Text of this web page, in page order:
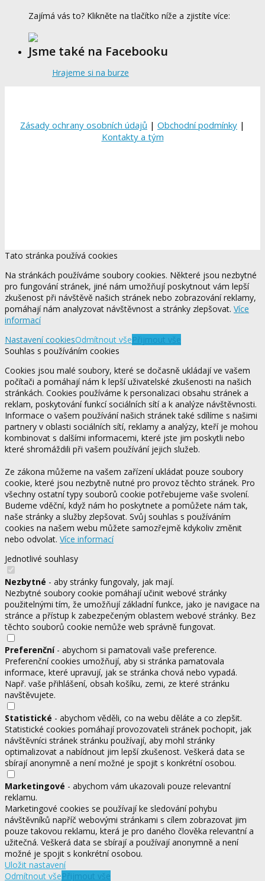
Zajímá vás to? Klikněte na tlačítko níže a zjistíte více:
Jsme také na Facebooku
Hrajeme si na burze
Zásady ochrany osobních údajů | Obchodní podmínky |
Kontakty a tým
Tato stránka používá cookies
Na stránkách používáme soubory cookies. Některé jsou nezbytné
pro fungování stránek, jiné nám umožňují poskytnout vám lepší
zkušenost při návštěvě našich stránek nebo zobrazování reklamy,
pomáhají nám analyzovat návštěvnost a stránky zlepšovat. Více
informací
Nastavení cookiesOdmítnout všePřijmout vše
Souhlas s používáním cookies
Cookies jsou malé soubory, které se dočasně ukládají ve vašem
počítači a pomáhají nám k lepší uživatelské zkušenosti na našich
stránkách. Cookies používáme k personalizaci obsahu stránek a
reklam, poskytování funkcí sociálních sítí a k analýze návštěvnosti.
Informace o vašem používání našich stránek také sdílíme s našimi
partnery v oblasti sociálních sítí, reklamy a analýzy, kteří je mohou
kombinovat s dalšími informacemi, které jste jim poskytli nebo
které shromáždili při vašem používání jejich služeb.
Ze zákona můžeme na vašem zařízení ukládat pouze soubory
cookie, které jsou nezbytně nutné pro provoz těchto stránek. Pro
všechny ostatní typy souborů cookie potřebujeme vaše svolení.
Budeme vděční, když nám ho poskytnete a pomůžete nám tak,
naše stránky a služby zlepšovat. Svůj souhlas s používáním
cookies na našem webu můžete samozřejmě kdykoliv změnit
nebo odvolat. Více informací
Jednotlivé souhlasy
Nezbytné - aby stránky fungovaly, jak mají.
Nezbytné soubory cookie pomáhají učinit webové stránky
použitelnými tím, že umožňují základní funkce, jako je navigace na
stránce a přístup k zabezpečeným oblastem webové stránky. Bez
těchto souborů cookie nemůže web správně fungovat.
Preferenční- abychom si pamatovali vaše preference.
Preferenční cookies umožňují, aby si stránka pamatovala
informace, které upravují, jak se stránka chová nebo vypadá.
Např. vaše přihlášení, obsah košíku, zemi, ze které stránku
navštěvujete.
Statistické - abychom věděli, co na webu děláte a co zlepšit.
Statistické cookies pomáhají provozovateli stránek pochopit, jak
návštěvníci stránek stránku používají, aby mohl stránky
optimalizovat a nabídnout jim lepší zkušenost. Veškerá data se
sbírají anonymně a není možné je spojit s konkrétní osobou.
Marketingové - abychom vám ukazovali pouze relevantní
reklamu.
Marketingové cookies se používají ke sledování pohybu
návštěvníků napříč webovými stránkami s cílem zobrazovat jim
pouze takovou reklamu, která je pro daného člověka relevantní a
užitečná. Veškerá data se sbírají a používají anonymně a není
možné je spojit s konkrétní osobou.
Uložit nastavení
Odmítnout všePřijmout vše